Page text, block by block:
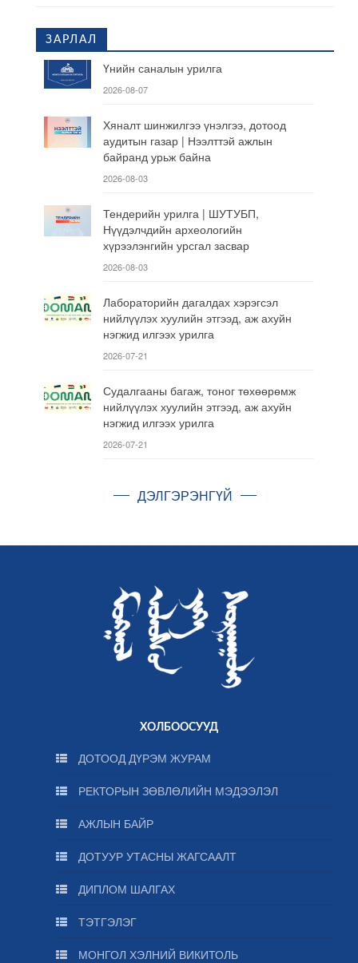
ЗАРЛАЛ
Үнийн саналын урилга
2026-08-07
Хяналт шинжилгээ үнэлгээ, дотоод
аудитын газар | Нээлттэй ажлын
байранд урьж байна
2026-08-03
Тендерийн урилга | ШУТУБП,
Нүүдэлчдийн археологийн
хүрээлэнгийн урсгал засвар
2026-08-03
Лабораторийн дагалдах хэрэгсэл
нийлүүлэх хуулийн этгээд, аж ахуйн
нэгжид илгээх урилга
2026-07-21
Судалгааны багаж, тоног төхөөрөмж
нийлүүлэх хуулийн этгээд, аж ахуйн
нэгжид илгээх урилга
2026-07-21
ДЭЛГЭРЭНГҮЙ
ХОЛБООСУУД
ДОТООД ДҮРЭМ ЖУРАМ
РЕКТОРЫН ЗӨВЛӨЛИЙН МЭДЭЭЛЭЛ
АЖЛЫН БАЙР
ДОТУУР УТАСНЫ ЖАГСААЛТ
ДИПЛОМ ШАЛГАХ
ТЭТГЭЛЭГ
МОНГОЛ ХЭЛНИЙ ВИКИТОЛЬ